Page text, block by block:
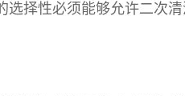
择性必须能够允许二次